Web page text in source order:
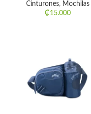
Cinturones, Mochilas
₡15.000